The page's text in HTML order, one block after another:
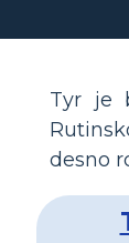
Tyr je
desno